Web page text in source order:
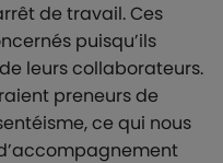
de travail. Ces
puisqu’ils
leurs collaborateurs.
preneurs de
ce qui nous